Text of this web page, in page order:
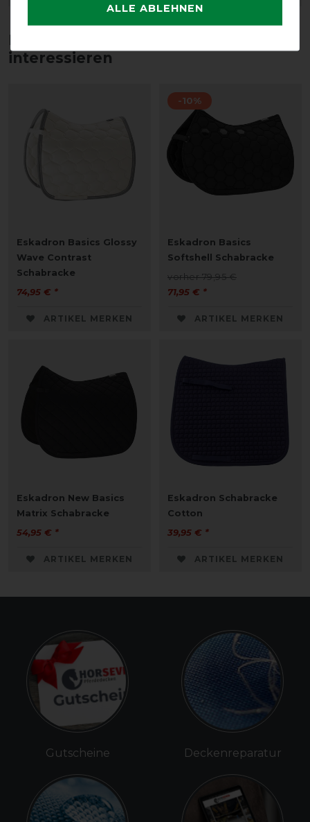
Diese Produkte könnten dich auch
interessieren
Eskadron Basics Glossy
Wave Contrast
Schabracke
74,95 € *
ARTIKEL MERKEN
-10%
Eskadron Basics
Softshell Schabracke
vorher 79,95 €
71,95 € *
ARTIKEL MERKEN
Eskadron New Basics
Matrix Schabracke
54,95 € *
ARTIKEL MERKEN
Eskadron Schabracke
Cotton
39,95 € *
ARTIKEL MERKEN
Gutscheine Deckenreparatur
ALLE ABLEHNEN